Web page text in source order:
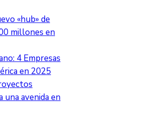
«hub» de
millones en
4 Empresas
en 2025
una avenida en